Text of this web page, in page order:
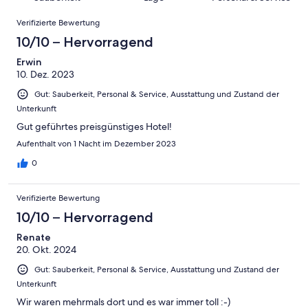
Gut
Okay
von
Schlecht
haben
eine
Bewertung
von
Ungenügend
Bewertungen
Verifizierte Bewertung
10/10 – Hervorragend
Erwin
10. Dez. 2023
Gut: Sauberkeit, Personal & Service, Ausstattung und Zustand der
Unterkunft
Gut geführtes preisgünstiges Hotel!
Aufenthalt von 1 Nacht im Dezember 2023
0
Verifizierte Bewertung
10/10 – Hervorragend
Renate
20. Okt. 2024
Gut: Sauberkeit, Personal & Service, Ausstattung und Zustand der
Unterkunft
Wir waren mehrmals dort und es war immer toll :-)